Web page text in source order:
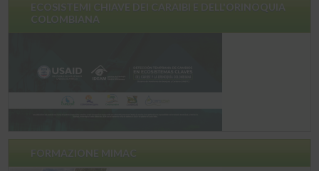
ECOSISTEMI CHIAVE DEI CARAIBI E DELL'ORINOQUIA
COLOMBIANA
FORMAZIONE MIMAC